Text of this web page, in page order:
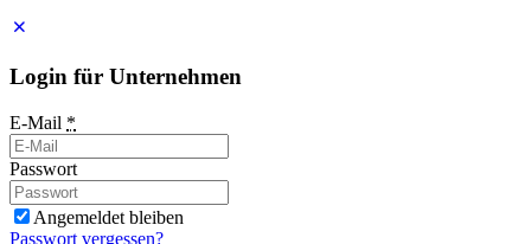
Login für Unternehmen
E-Mail *
Passwort
Angemeldet bleiben
Passwort vergessen?